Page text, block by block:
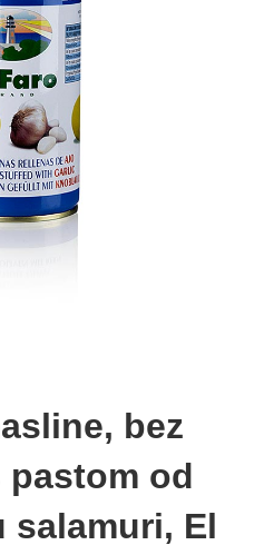
bez
od
salamuri, El